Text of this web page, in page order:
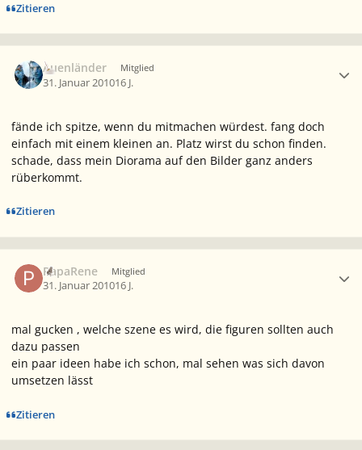
Zitieren
Auenländer Mitglied
31. Januar 201016 J.
fände ich spitze, wenn du mitmachen würdest. fang doch
einfach mit einem kleinen an. Platz wirst du schon finden.
schade, dass mein Diorama auf den Bilder ganz anders
rüberkommt.
Zitieren
PapaRene Mitglied
31. Januar 201016 J.
mal gucken , welche szene es wird, die figuren sollten auch
dazu passen
ein paar ideen habe ich schon, mal sehen was sich davon
umsetzen lässt
Zitieren